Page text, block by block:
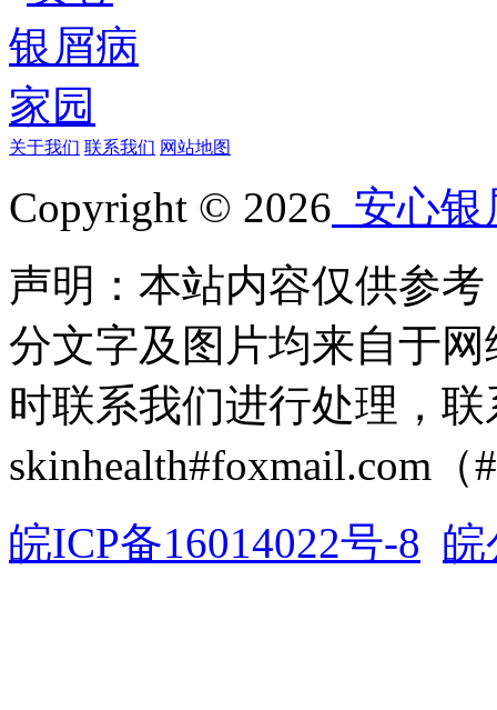
关于我们 联系我们 网站地图
Copyright © 2026 安心银
声明：本站内容仅供参
分文字及图片均来自于
时联系我们进行处理，
skinhealth#foxmail.com（
皖ICP备16014022号-8 皖